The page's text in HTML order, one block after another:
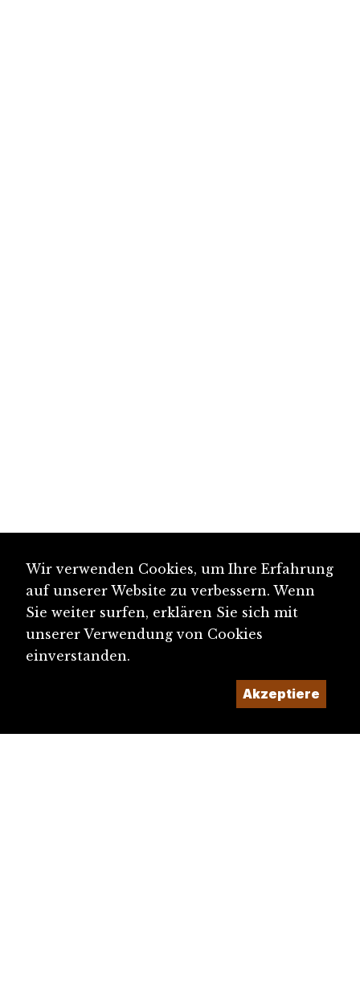
Wir verwenden Cookies, um Ihre Erfahrung
auf unserer Website zu verbessern. Wenn
Sie weiter surfen, erklären Sie sich mit
unserer Verwendung von Cookies
einverstanden.
Akzeptiere